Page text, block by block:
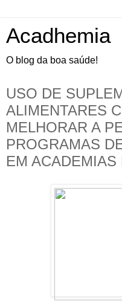
Acadhemia
O blog da boa saúde!
USO DE
ALIMENTARES
MELHORAR A
PROGRAMAS
EM